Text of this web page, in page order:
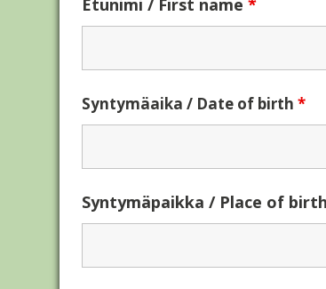
Etunimi / First name *
Syntymäaika / Date of birth *
Syntymäpaikka / Place of birth